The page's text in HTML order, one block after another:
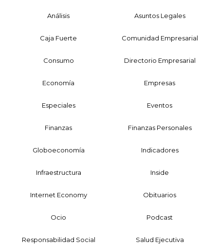
Análisis Asuntos Legales
Caja Fuerte Comunidad Empresarial
Consumo Directorio Empresarial
Economía Empresas
Especiales Eventos
Finanzas Finanzas Personales
Globoeconomía Indicadores
Infraestructura Inside
Internet Economy Obituarios
Ocio Podcast
Responsabilidad Social Salud Ejecutiva